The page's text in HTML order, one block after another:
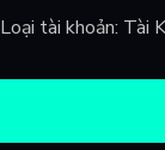
Loại tài khoản: Tài